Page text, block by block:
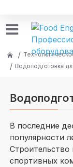
Водоподготовка
В последние
популярности
спортивных